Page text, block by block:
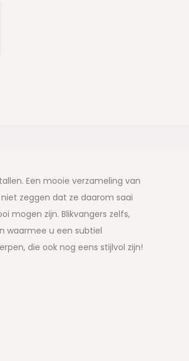
Een mooie verzameling van
zeggen dat ze daarom saai
mogen zijn. Blikvangers zelfs,
waarmee u een subtiel
die ook nog eens stijlvol zijn!